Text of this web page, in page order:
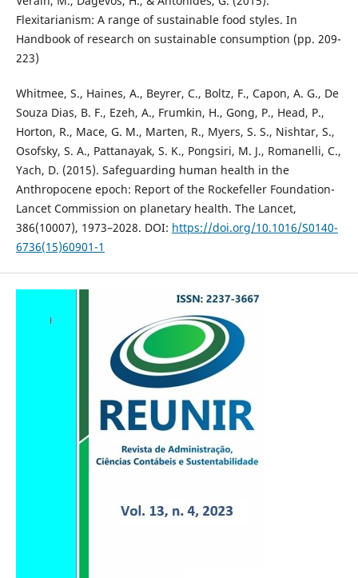
Flexitarianism: A range of sustainable food styles. In
Handbook of research on sustainable consumption (pp. 209-
223)
Whitmee, S., Haines, A., Beyrer, C., Boltz, F., Capon, A. G., De
Souza Dias, B. F., Ezeh, A., Frumkin, H., Gong, P., Head, P.,
Horton, R., Mace, G. M., Marten, R., Myers, S. S., Nishtar, S.,
Osofsky, S. A., Pattanayak, S. K., Pongsiri, M. J., Romanelli, C.,
Yach, D. (2015). Safeguarding human health in the
Anthropocene epoch: Report of the Rockefeller Foundation-
Lancet Commission on planetary health. The Lancet,
386(10007), 1973–2028. DOI: https://doi.org/10.1016/S0140-
6736(15)60901-1